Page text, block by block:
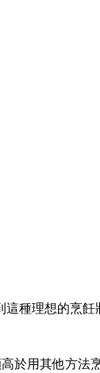
種理想的烹飪
於用其他方法